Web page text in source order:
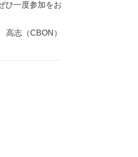
ひ一度参加をお
志（CBON）